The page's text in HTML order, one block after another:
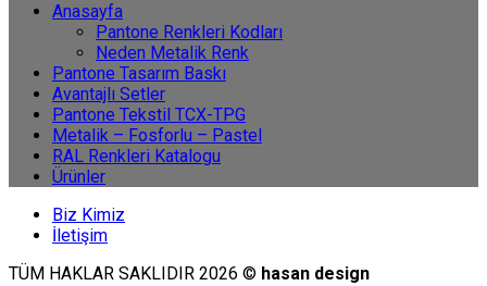
Anasayfa
Pantone Renkleri Kodları
Neden Metalik Renk
Pantone Tasarım Baskı
Avantajlı Setler
Pantone Tekstil TCX-TPG
Metalik – Fosforlu – Pastel
RAL Renkleri Katalogu
Ürünler
Biz Kimiz
İletişim
TÜM HAKLAR SAKLIDIR 2026 © hasan design